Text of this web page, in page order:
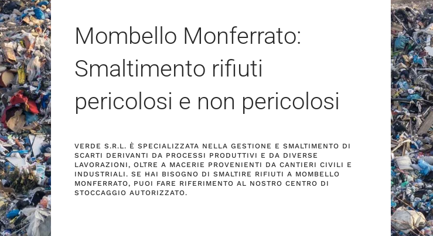
Mombello Monferrato:
Smaltimento rifiuti
pericolosi e non pericolosi
VERDE S.R.L. È SPECIALIZZATA NELLA GESTIONE E SMALTIMENTO DI
SCARTI DERIVANTI DA PROCESSI PRODUTTIVI E DA DIVERSE
LAVORAZIONI, OLTRE A MACERIE PROVENIENTI DA CANTIERI CIVILI E
INDUSTRIALI. SE HAI BISOGNO DI SMALTIRE RIFIUTI A MOMBELLO
MONFERRATO, PUOI FARE RIFERIMENTO AL NOSTRO CENTRO DI
STOCCAGGIO AUTORIZZATO.